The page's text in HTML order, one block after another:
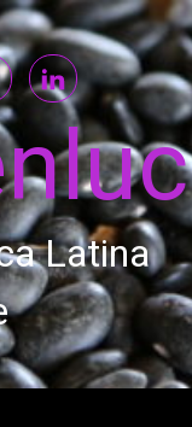
Latina